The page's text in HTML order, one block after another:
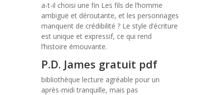
a-t-il choisi une fin Les fils de l’homme
ambiguë et déroutante, et les personnages
manquent de crédibilité ? Le style d’écriture
est unique et expressif, ce qui rend
l’histoire émouvante.
P.D. James gratuit pdf
bibliothèque lecture agréable pour un
après-midi tranquille, mais pas